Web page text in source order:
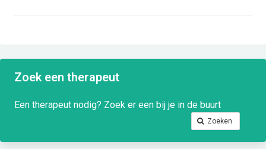
Zoek een therapeut
Een therapeut nodig? Zoek er een bij je in de buurt
Zoeken